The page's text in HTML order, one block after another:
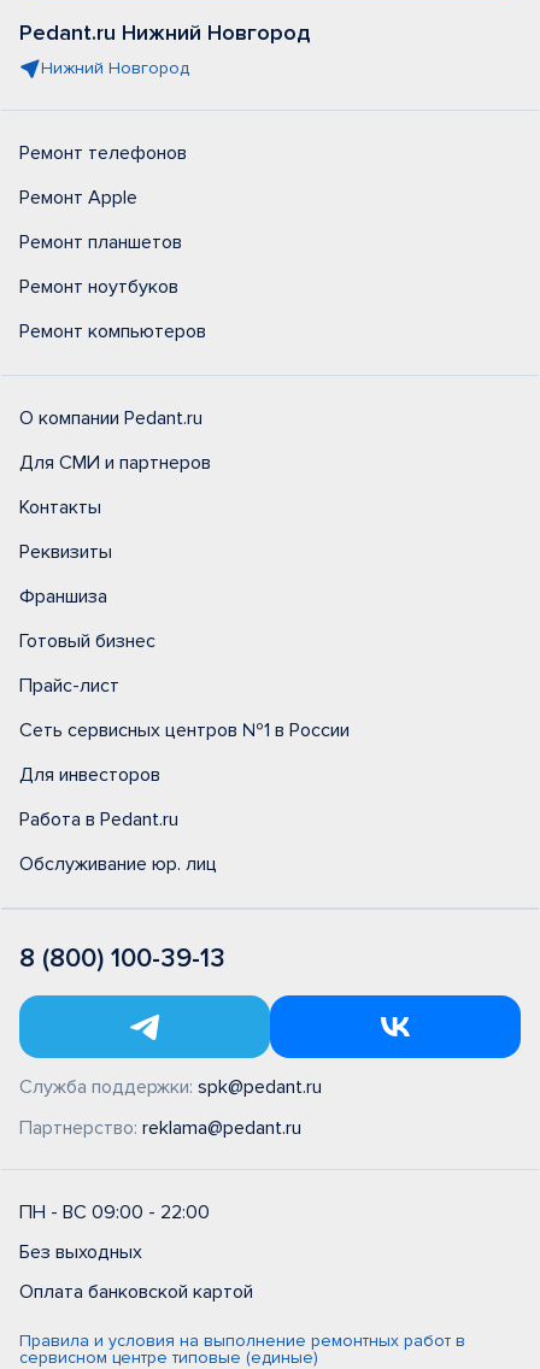
Pedant.ru Нижний Новгород
Нижний Новгород
Ремонт телефонов
Ремонт Apple
Ремонт планшетов
Ремонт ноутбуков
Ремонт компьютеров
О компании Pedant.ru
Для СМИ и партнеров
Контакты
Реквизиты
Франшиза
Готовый бизнес
Прайс-лист
Сеть сервисных центров №1 в России
Для инвесторов
Работа в Pedant.ru
Обслуживание юр. лиц
8 (800) 100-39-13
Служба поддержки: spk@pedant.ru
Партнерство: reklama@pedant.ru
ПН - ВС 09:00 - 22:00
Без выходных
Оплата банковской картой
Правила и условия на выполнение ремонтных работ в
сервисном центре типовые (единые)